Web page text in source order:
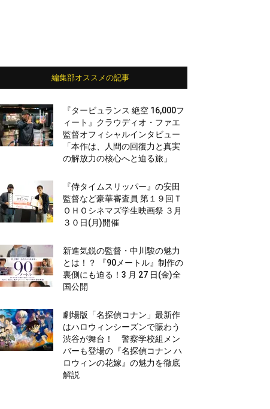
編集部オススメの記事
『タービュランス 絶空 16,000フ
ィート』クラウディオ・ファエ
監督オフィシャルインタビュー
「本作は、人間の回復力と真実
の解放力の核心へと迫る旅」
『侍タイムスリッパー』の安田
監督など豪華審査員 第１９回Ｔ
ＯＨＯシネマズ学生映画祭 ３月
３０日(月)開催
新進気鋭の監督・中川駿の魅力
とは！？ 『90メートル』制作の
裏側にも迫る！3 月 27 日(金)全
国公開
劇場版「名探偵コナン」最新作
はハロウィンシーズンで賑わう
渋谷が舞台！ 警察学校組メン
バーも登場の『名探偵コナン ハ
ロウィンの花嫁』の魅力を徹底
解説